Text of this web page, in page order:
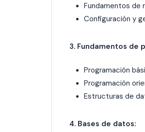
Fundamentos de
Configuración y
3. Fundamentos de
Programación
Programación
Estructuras de
4. Bases de datos: